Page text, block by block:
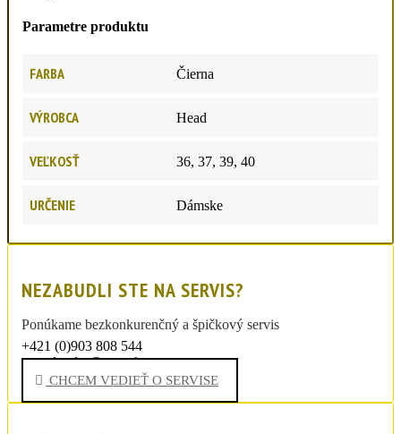
Parametre produktu
FARBA Čierna
VÝROBCA Head
VEĽKOSŤ 36, 37, 39, 40
URČENIE Dámske
NEZABUDLI STE NA SERVIS?
Ponúkame bezkonkurenčný a špičkový servis
+421 (0)903 808 544
sportdrexler@post.sk
CHCEM VEDIEŤ O SERVISE